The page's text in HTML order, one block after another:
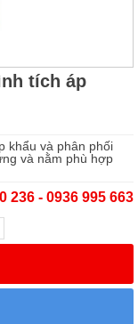
tích áp
khẩu và phân phối
và nằm phù hợp
236 - 0936 995 663